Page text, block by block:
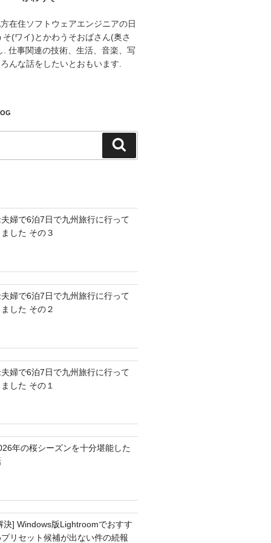
在住ソフトウェアエンジニアの日
(ワイ)とかわうそおばさん(奥さ
. 仕事関連の技術、生活、音楽、写
んな話をしたいとおもいます.
索
婦で6泊7日で九州旅行に行って
した その３
婦で6泊7日で九州旅行に行って
した その２
婦で6泊7日で九州旅行に行って
した その１
年の桜シーズンを十分堪能した
決] Windows版Lightroomでおすす
リセット候補が出ない件の続報